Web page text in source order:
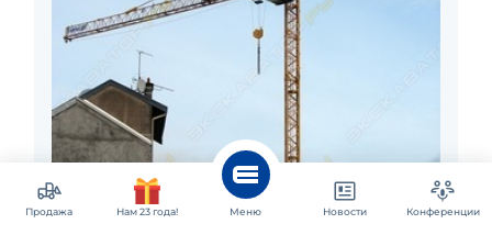
Москва
Аренда башенного крана Potain MC 85
Продажа Нам 23 года! Меню Новости Конференции